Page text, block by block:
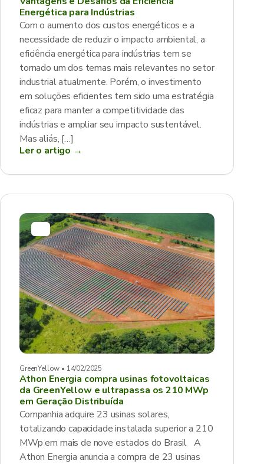
Energética para Indústrias
Com o aumento dos custos energéticos e a
necessidade de reduzir o impacto ambiental, a
eficiência energética para indústrias tem se
tornado um dos temas mais relevantes no setor
industrial atualmente. Porém, o investimento
em soluções eficientes tem sido uma estratégia
eficaz para manter a competitividade das
indústrias e ampliar seu impacto sustentável.
Mas aliás, […]
Ler o artigo →
GreenYellow • 14/02/2025
Athon Energia compra usinas fotovoltaicas
da GreenYellow e ultrapassa os 210 MWp
em Geração Distribuída
Companhia adquire 23 usinas solares,
totalizando capacidade instalada superior a 210
MWp em mais de nove estados do Brasil A
Athon Energia anuncia a compra de 23 usinas